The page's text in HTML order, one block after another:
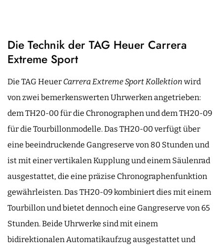
Die Technik der TAG Heuer Carrera
Extreme Sport
Die TAG Heuer Carrera Extreme Sport Kollektion wird
von zwei bemerkenswerten Uhrwerken angetrieben:
dem TH20-00 für die Chronographen und dem TH20-09
für die Tourbillonmodelle. Das TH20-00 verfügt über
eine beeindruckende Gangreserve von 80 Stunden und
ist mit einer vertikalen Kupplung und einem Säulenrad
ausgestattet, die eine präzise Chronographenfunktion
gewährleisten. Das TH20-09 kombiniert dies mit einem
Tourbillon und bietet dennoch eine Gangreserve von 65
Stunden. Beide Uhrwerke sind mit einem
bidirektionalen Automatikaufzug ausgestattet und